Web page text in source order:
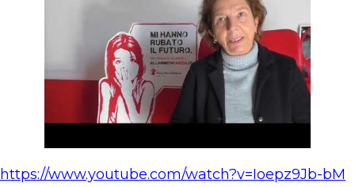
https://www.youtube.com/watch?v=Ioepz9Jb-bM